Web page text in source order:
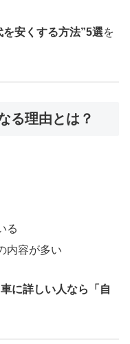
安くする方法”5選を
る理由とは？
る
内容が多い
車に詳しい人なら「自